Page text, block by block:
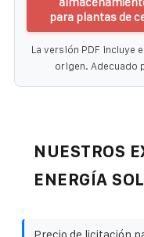
para plantas de
La versión PDF incluye
origen. Adecuado
NUESTROS
ENERGÍA
Precio de licitación